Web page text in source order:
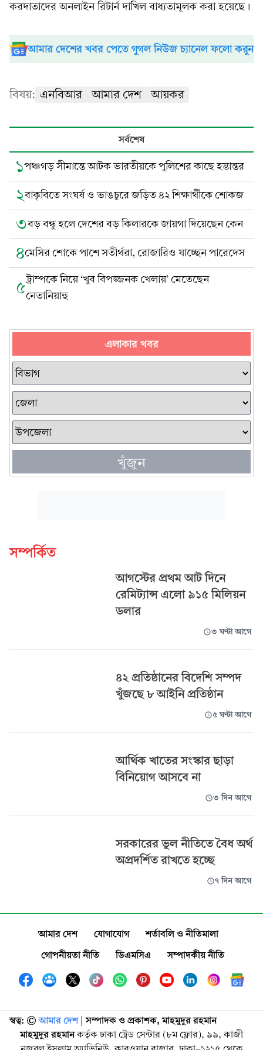
করদাতাদের অনলাইন রিটার্ন দাখিল বাধ্যতামূলক করা হয়েছে।
আমার দেশের খবর পেতে গুগল নিউজ চ্যানেল ফলো করুন
বিষয়: এনবিআর আমার দেশ আয়কর
সর্বশেষ
১পঞ্চগড় সীমান্তে আটক ভারতীয়কে পুলিশের কাছে হস্তান্তর
২বাকৃবিতে সংঘর্ষ ও ভাঙচুরে জড়িত ৪২ শিক্ষার্থীকে শোকজ
৩বড় বন্ধু হলে দেশের বড় কিলারকে জায়গা দিয়েছেন কেন
৪মেসির শোকে পাশে সতীর্থরা, রোজারিও যাচ্ছেন পারেদেস
৫ট্রাম্পকে নিয়ে ‘খুব বিপজ্জনক খেলায়’ মেতেছেন
নেতানিয়াহু
এলাকার খবর
খুঁজুন
সম্পর্কিত
আগস্টের প্রথম আট দিনে
রেমিট্যান্স এলো ৯১৫ মিলিয়ন
ডলার
৩ ঘণ্টা আগে
৪২ প্রতিষ্ঠানের বিদেশি সম্পদ
খুঁজছে ৮ আইনি প্রতিষ্ঠান
৫ ঘণ্টা আগে
আর্থিক খাতের সংস্কার ছাড়া
বিনিয়োগ আসবে না
৩ দিন আগে
সরকারের ভুল নীতিতে বৈধ অর্থ
অপ্রদর্শিত রাখতে হচ্ছে
৭ দিন আগে
আমার দেশ যোগাযোগ
শর্তাবলি ও নীতিমালা
গোপনীয়তা নীতি
ডিএমসিএ সম্পাদকীয় নীতি
স্বত্ব: ©️ আমার দেশ| সম্পাদক ও প্রকাশক, মাহমুদুর রহমান
মাহমুদুর রহমানকর্তৃক ঢাকা ট্রেড সেন্টার (৮ম ফ্লোর), ৯৯, কাজী